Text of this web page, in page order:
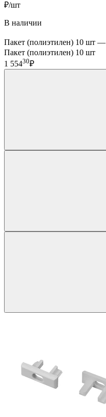
₽/шт
В наличии
Пакет (полиэтилен) 10 шт —
Пакет (полиэтилен) 10 шт
1 55430₽